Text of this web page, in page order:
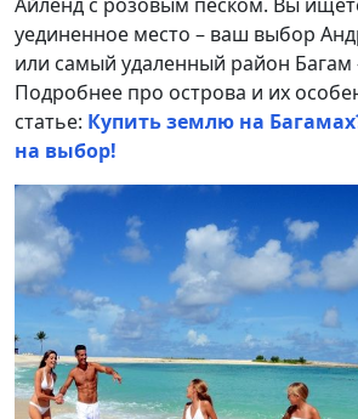
уединенное место – ваш выбор
или самый удаленный район Багам
Подробнее про острова и их
статье: Купить землю на
на выбор!